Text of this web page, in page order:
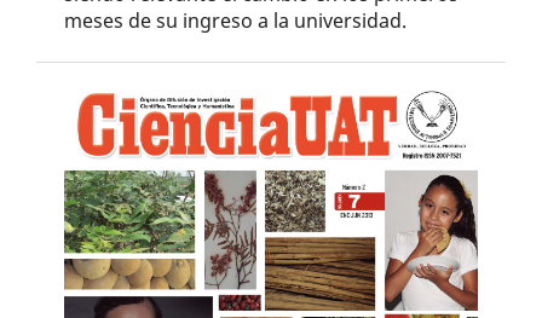
meses de su ingreso a la universidad.